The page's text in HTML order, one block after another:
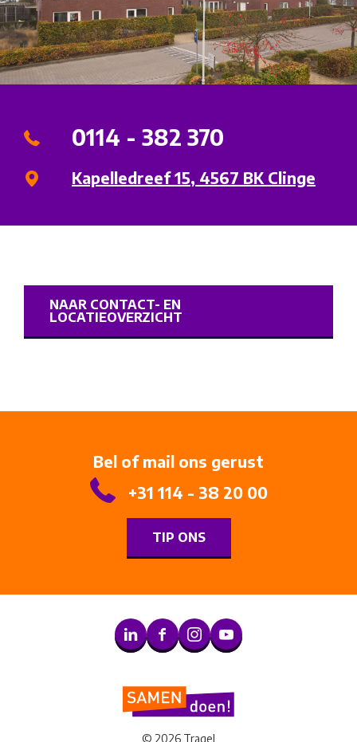
0114 - 382 370
Kapelledreef 15, 4567 BK Clinge
NAAR CONTACT- EN
LOCATIEOVERZICHT
Bel of mail ons gerust
+31 114 - 38 20 00
TIP ONS
© 2026 Tragel